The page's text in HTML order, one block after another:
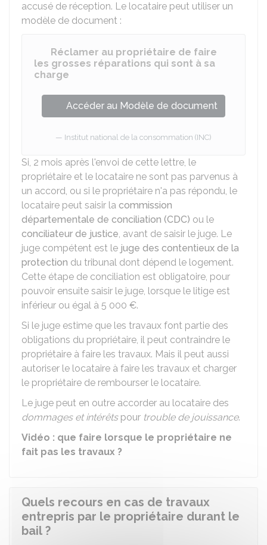
accusé de réception. Le locataire peut utiliser un
modèle de document :
Réclamer au propriétaire de faire
les grosses réparations qui sont à sa
charge
Accéder au Modèle de document
Institut national de la consommation (INC)
Si, 2 mois après l'envoi de cette lettre, le
propriétaire et le locataire ne sont pas parvenus à
un accord, ou si le propriétaire n'a pas répondu, le
locataire peut saisir la commission
départementale de conciliation (CDC) ou le
conciliateur de justice, avant de saisir le juge. Le
juge compétent est le juge des contentieux de la
protection du tribunal dont dépend le logement.
Cette étape de conciliation est obligatoire, pour
pouvoir ensuite saisir le juge, lorsque le litige est
inférieur ou égal à 5 000 €.
Si le juge estime que les travaux font partie des
obligations du propriétaire, il peut contraindre le
propriétaire à faire les travaux. Mais il peut aussi
autoriser le locataire à faire les travaux et charger
le propriétaire de rembourser le locataire.
Le juge peut en outre accorder au locataire des
dommages et intérêtspour trouble de jouissance.
Vidéo : que faire lorsque le propriétaire ne
fait pas les travaux ?
Quels recours en cas de travaux
entrepris par le propriétaire durant le
bail ?